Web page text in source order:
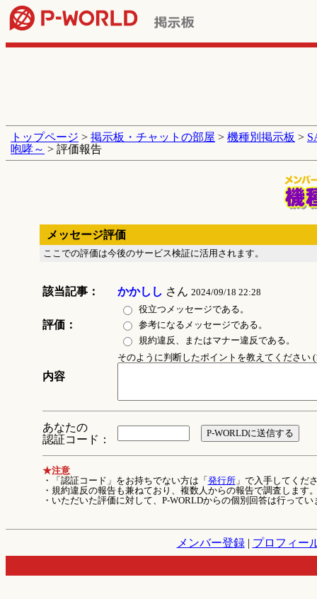
トップページ > 掲示板・チャットの部屋 > 機種別掲示板 >
咆哮～ > 評価報告
メッセージ評価
ここでの評価は今後のサービス検証に活用されます。
該当記事： かかしし さん 2024/09/18 22:28
評価：
役立つメッセージである。
参考になるメッセージである。
規約違反、またはマナー違反である。
内容
そのように判断したポイントを教えてください
あなたの
認証コード：
★注意
・「認証コード」をお持ちでない方は「 発行所」で入手してくだ
・規約違反の報告も兼ねており、複数人からの報告で調査します
・いただいた評価に対して、P-WORLDからの個別回答は行ってい
メンバー登録| プロフィー